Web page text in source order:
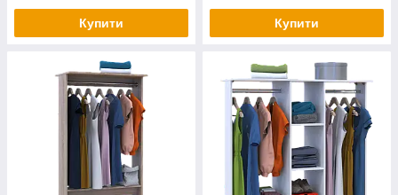
Купити Купити